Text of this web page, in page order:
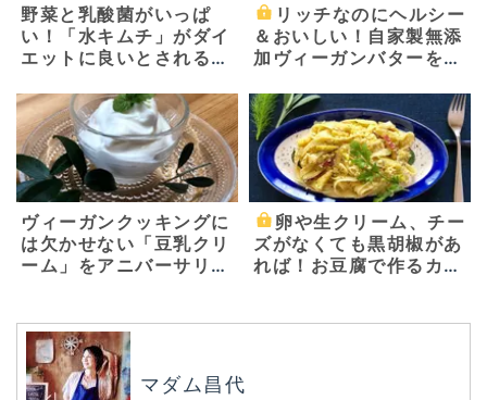
野菜と乳酸菌がいっぱ
い！「水キムチ」がダイ
エットに良いとされる理
素と二種類の水キムチ～
リッチなのにヘルシー
＆おいしい！自家製無添
加ヴィーガンバターを作
ヴィーガンクッキングに
は欠かせない「豆乳クリ
ーム」をアニバーサリー
卵や生クリーム、チー
ズがなくても黒胡椒があ
れば！お豆腐で作るカル
マダム昌代